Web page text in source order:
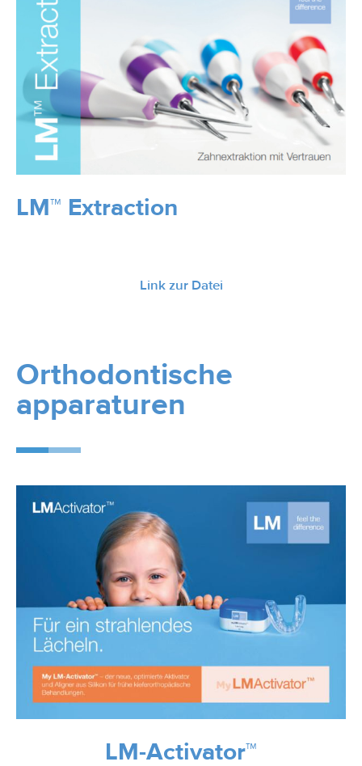
LM™ Extraction
Link zur Datei
Orthodontische
apparaturen
LM-Activator™